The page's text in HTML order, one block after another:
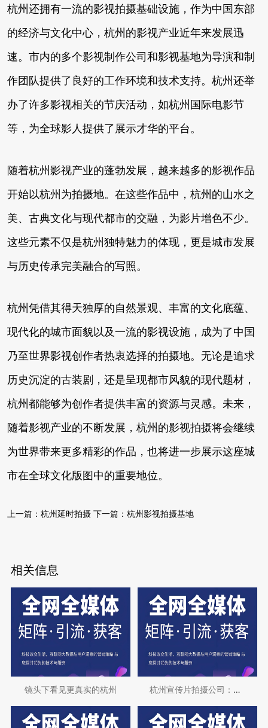
杭州还拥有一流的影视拍摄基础设施，作为中国东部
的经济与文化中心，杭州的影视产业近年来发展迅
速。市内的多个影视制作公司和影视基地为导演和制
作团队提供了良好的工作环境和技术支持。杭州还举
办了许多影视相关的节庆活动，如杭州国际电影节
等，为全球影人提供了展示才华的平台。
随着杭州影视产业的蓬勃发展，越来越多的影视作品
开始以杭州为拍摄地。在这些作品中，杭州的山水之
美、古典文化与现代都市的交融，为影片增色不少。
这些元素不仅是杭州独特魅力的体现，更是城市发展
与历史传承完美融合的写照。
杭州凭借其得天独厚的自然景观、丰富的文化底蕴、
现代化的城市面貌以及一流的影视设施，成为了中国
乃至世界影视创作者热衷选择的拍摄地。无论是追求
历史沉淀的古装剧，还是呈现都市风貌的现代题材，
杭州都能够为创作者提供丰富的资源与灵感。未来，
随着影视产业的不断发展，杭州的影视拍摄将会继续
为世界带来更多精彩的作品，也将进一步展示这座城
市在全球文化版图中的重要地位。
上一篇： 杭州延时拍摄 下一篇： 杭州影视拍摄基地
相关信息
镜头下看见更真实的杭州 杭州宣传片拍摄公司：讲述城市故事的艺术